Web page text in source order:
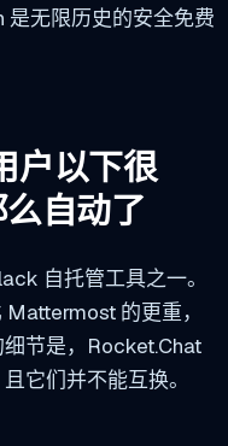
无限历史的安全免费
户以下很
自动了
自托管工具之一。
的更重，
节是，Rocket.Chat
它们并不能互换。